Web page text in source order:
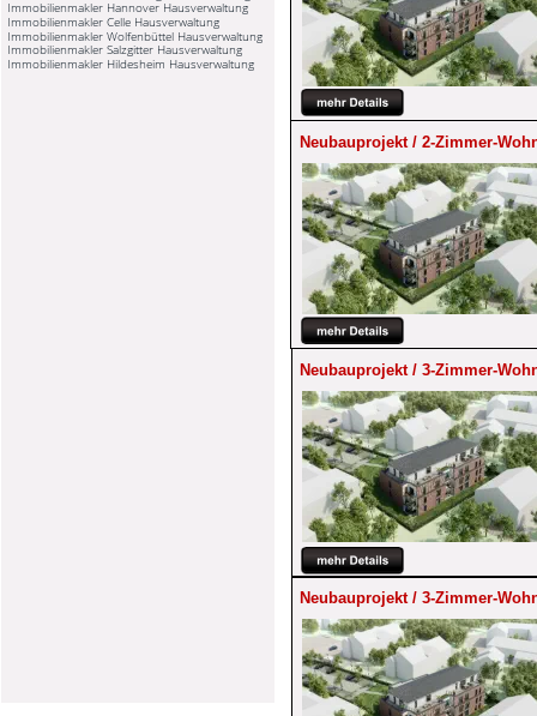
Immobilienmakler Hannover Hausverwaltung
Immobilienmakler Celle Hausverwaltung
Immobilienmakler Wolfenbüttel Hausverwaltung
Immobilienmakler Salzgitter Hausverwaltung
Immobilienmakler Hildesheim Hausverwaltung
Neubauprojekt / 2-Zimmer-
Neubauprojekt / 3-Zimmer-
Neubauprojekt / 3-Zimmer-